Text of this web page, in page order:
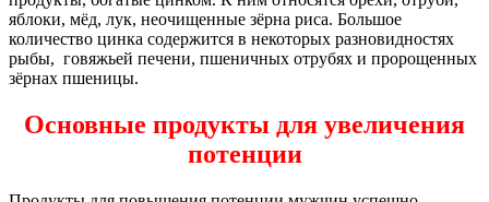
яблоки, мёд, лук, неочищенные зёрна риса. Большое
количество цинка содержится в некоторых разновидностях
рыбы, говяжьей печени, пшеничных отрубях и пророщенных
зёрнах пшеницы.
Основные продукты для увеличения
потенции